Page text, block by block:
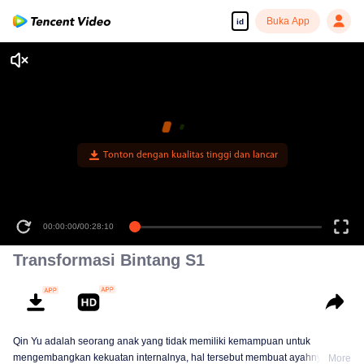
id Buka App
Tonton dengan kualitas tinggi dan lancar
00:00:00/00:28:10
Transformasi Bintang S1
Qin Yu adalah seorang anak yang tidak memiliki kemampuan untuk
mengembangkan kekuatan internalnya, hal tersebut membuat ayahnya
More